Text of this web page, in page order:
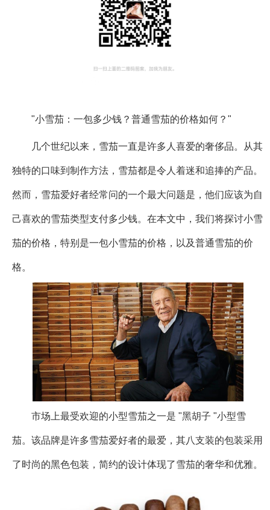
"小雪茄：一包多少钱？普通雪茄的价格如何？"
几个世纪以来，雪茄一直是许多人喜爱的奢侈品。从其
独特的口味到制作方法，雪茄都是令人着迷和追捧的产品。
然而，雪茄爱好者经常问的一个最大问题是，他们应该为自
己喜欢的雪茄类型支付多少钱。在本文中，我们将探讨小雪
茄的价格，特别是一包小雪茄的价格，以及普通雪茄的价
格。
市场上最受欢迎的小型雪茄之一是 "黑胡子 "小型雪
茄。该品牌是许多雪茄爱好者的最爱，其八支装的包装采用
了时尚的黑色包装，简约的设计体现了雪茄的奢华和优雅。